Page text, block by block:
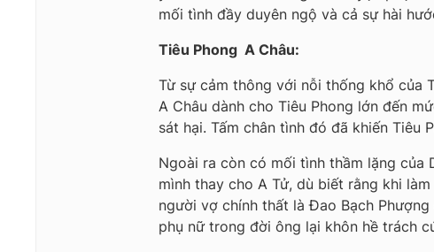
mối tình đầy duyên ngộ và cả sự hài
Tiêu Phong  A Châu:
Từ sự cảm thông với nỗi thống khổ của
A Châu dành cho Tiêu Phong lớn đến
sát hại. Tấm chân tình đó đã khiến
Ngoài ra còn có mối tình thầm lặng của
mình thay cho A Tử, dù biết rằng khi
người vợ chính thất là Đao Bạch
phụ nữ trong đời ông lại khôn hề trách